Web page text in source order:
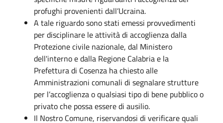
profughi provenienti dall’Ucraina.
A tale riguardo sono stati emessi provvedimenti
per disciplinare le attività di accoglienza dalla
Protezione civile nazionale, dal Ministero
dell'interno e dalla Regione Calabria e la
Prefettura di Cosenza ha chiesto alle
Amministrazioni comunali di segnalare strutture
per l’accoglienza o qualsiasi tipo di bene pubblico o
privato che possa essere di ausilio.
Il Nostro Comune, riservandosi di verificare quali